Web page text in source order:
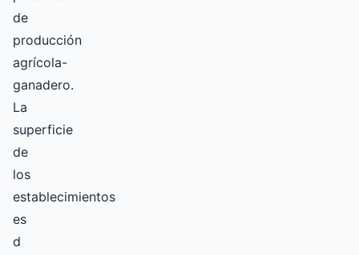
de
producción
agrícola-
ganadero.
La
superficie
de
los
establecimientos
es
d